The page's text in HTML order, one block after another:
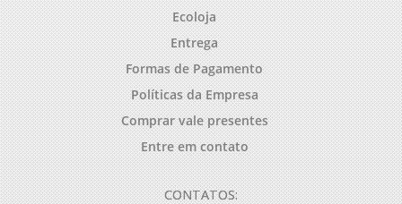
Ecoloja
Entrega
Formas de Pagamento
Políticas da Empresa
Comprar vale presentes
Entre em contato
CONTATOS: